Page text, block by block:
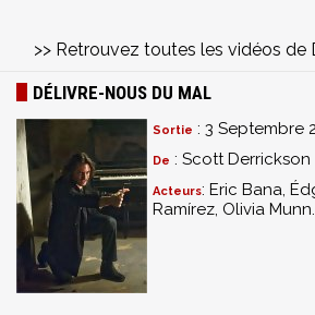
>> Retrouvez toutes les vidéos de
DÉLIVRE-NOUS DU MAL
Sortie : 3 Septembre
De : Scott Derrickson
Acteurs: Eric Bana,
Ramírez, Olivia